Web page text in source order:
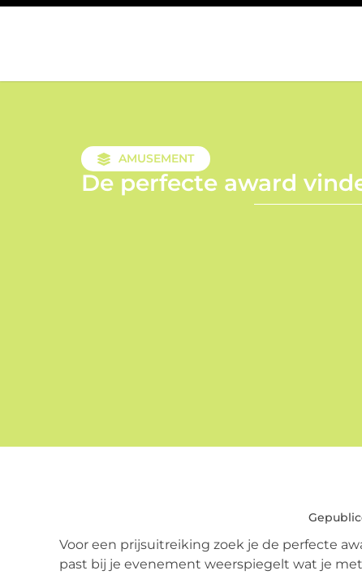
AMUSEMENT
De perfecte award
Voor een prijsuitreiking zoek je de perfecte
past bij je evenement weerspiegelt wat je